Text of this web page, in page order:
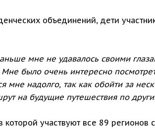
объединений, дети
мне не удавалось своими
было очень интересно
мне надолго, так как обойти за
на будущие путешествия по
участвуют все 89